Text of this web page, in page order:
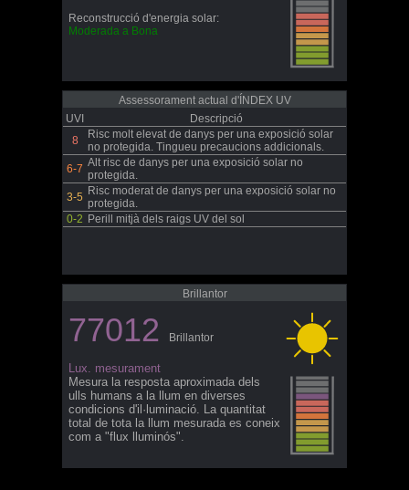
Reconstrucció d'energia solar:
Moderada a Bona
Assessorament actual d'ÍNDEX UV
UVI
Descripció
8
Risc molt elevat de danys per una exposició solar
no protegida. Tingueu precaucions addicionals.
6-7 Alt risc de danys per una exposició solar no
protegida.
3-5 Risc moderat de danys per una exposició solar no
protegida.
0-2 Perill mitjà dels raigs UV del sol
Brillantor
77012 Brillantor
Lux. mesurament
Mesura la resposta aproximada dels
ulls humans a la llum en diverses
condicions d'il·luminació. La quantitat
total de tota la llum mesurada es coneix
com a "flux lluminós".